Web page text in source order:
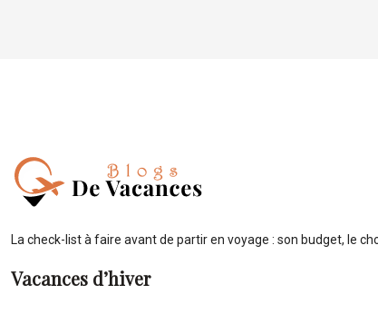
La check-list à faire avant de partir en voyage : son budget, le
Vacances d’hiver